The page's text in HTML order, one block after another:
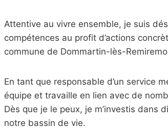
Attentive au vivre ensemble, je suis
compétences au profit d’actions
commune de Dommartin-lès-
En tant que responsable d’un service
équipe et travaille en lien avec de
Dès que je le peux, je m’investis dans
notre bassin de vie.